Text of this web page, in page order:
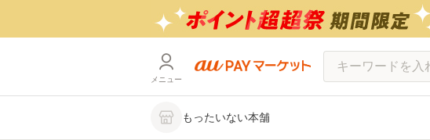
メニュー
もったいない本舗